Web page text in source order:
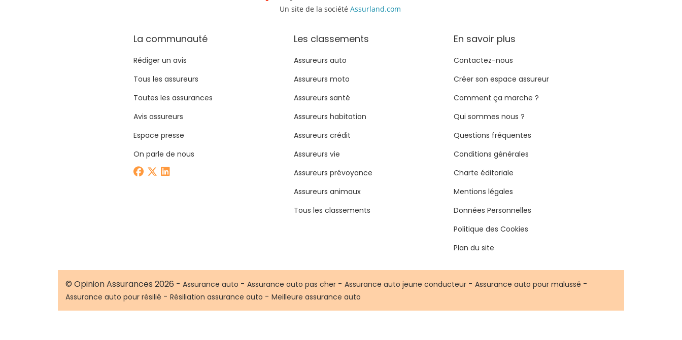
Un site de la société Assurland.com
La communauté
Rédiger un avis
Tous les assureurs
Toutes les assurances
Avis assureurs
Espace presse
On parle de nous
Les classements
Assureurs auto
Assureurs moto
Assureurs santé
Assureurs habitation
Assureurs crédit
Assureurs vie
Assureurs prévoyance
Assureurs animaux
Tous les classements
En savoir plus
Contactez-nous
Créer son espace assureur
Comment ça marche ?
Qui sommes nous ?
Questions fréquentes
Conditions générales
Charte éditoriale
Mentions légales
Données Personnelles
Politique des Cookies
Plan du site
© Opinion Assurances 2026 - Assurance auto - Assurance auto pas cher - Assurance auto jeune conducteur - Assurance auto pour malussé -
Assurance auto pour résilié - Résiliation assurance auto - Meilleure assurance auto